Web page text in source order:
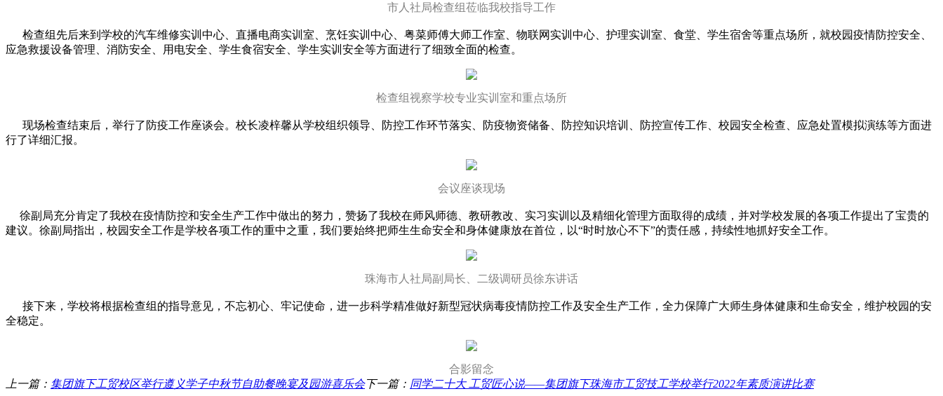
市人社局检查组莅临我校指导工作
检查组先后来到学校的汽车维修实训中心、直播电商实训室、烹饪实训中心、粤菜师傅大师工作室、物联网实训中心、护理实训室、食堂、学生宿舍等重点场所，就校园疫情防控安全、
应急救援设备管理、消防安全、用电安全、学生食宿安全、学生实训安全等方面进行了细致全面的检查。
检查组视察学校专业实训室和重点场所
现场检查结束后，举行了防疫工作座谈会。校长凌梓馨从学校组织领导、防控工作环节落实、防疫物资储备、防控知识培训、防控宣传工作、校园安全检查、应急处置模拟演练等方面进
行了详细汇报。
会议座谈现场
徐副局充分肯定了我校在疫情防控和安全生产工作中做出的努力，赞扬了我校在师风师德、教研教改、实习实训以及精细化管理方面取得的成绩，并对学校发展的各项工作提出了宝贵的
建议。徐副局指出，校园安全工作是学校各项工作的重中之重，我们要始终把师生生命安全和身体健康放在首位，以“时时放心不下”的责任感，持续性地抓好安全工作。
珠海市人社局副局长、二级调研员徐东讲话
接下来，学校将根据检查组的指导意见，不忘初心、牢记使命，进一步科学精准做好新型冠状病毒疫情防控工作及安全生产工作，全力保障广大师生身体健康和生命安全，维护校园的安
全稳定。
合影留念
上一篇： 集团旗下工贸校区举行遵义学子中秋节自助餐晚宴及园游喜乐会下一篇： 同学二十大 工贸匠心说——集团旗下珠海市工贸技工学校举行2022年素质演讲比赛